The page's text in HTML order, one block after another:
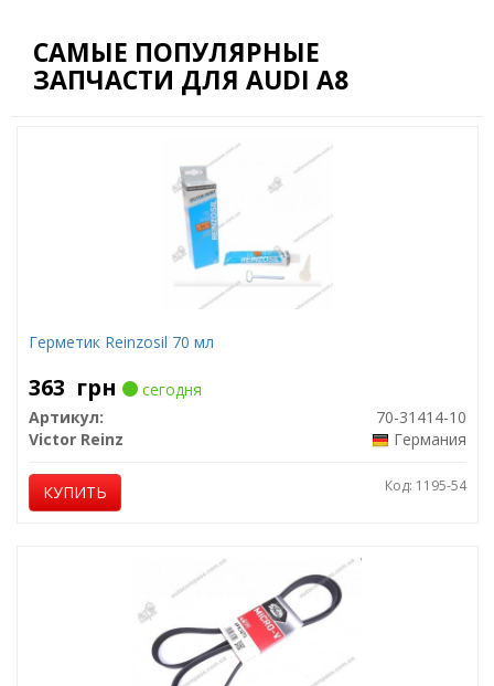
САМЫЕ ПОПУЛЯРНЫЕ
ЗАПЧАСТИ ДЛЯ AUDI A8
Герметик Reinzosil 70 мл
363 грн
сегодня
Артикул:
70-31414-10
Victor Reinz
Германия
КУПИТЬ Код: 1195-54